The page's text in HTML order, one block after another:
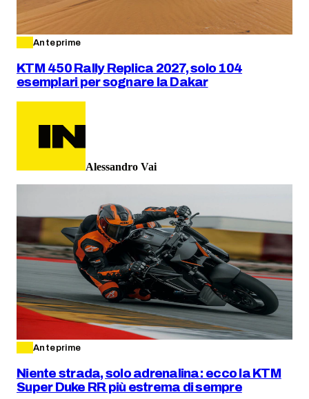
Anteprime
KTM 450 Rally Replica 2027, solo 104
esemplari per sognare la Dakar
Alessandro Vai
Anteprime
Niente strada, solo adrenalina: ecco la KTM
Super Duke RR più estrema di sempre